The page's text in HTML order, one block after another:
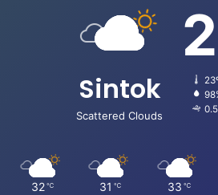
Sintok
Scattered Clouds
32 ℃ 31 ℃ 33 ℃